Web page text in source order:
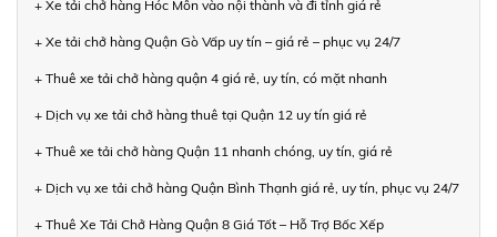
+ Xe tải chở hàng Hóc Môn vào nội thành và đi tỉnh giá rẻ
+ Xe tải chở hàng Quận Gò Vấp uy tín – giá rẻ – phục vụ 24/7
+ Thuê xe tải chở hàng quận 4 giá rẻ, uy tín, có mặt nhanh
+ Dịch vụ xe tải chở hàng thuê tại Quận 12 uy tín giá rẻ
+ Thuê xe tải chở hàng Quận 11 nhanh chóng, uy tín, giá rẻ
+ Dịch vụ xe tải chở hàng Quận Bình Thạnh giá rẻ, uy tín, phục vụ 24/7
+ Thuê Xe Tải Chở Hàng Quận 8 Giá Tốt – Hỗ Trợ Bốc Xếp